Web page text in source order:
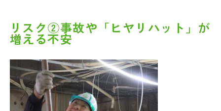
リスク②事故や「ヒヤリハット」が
増える不安